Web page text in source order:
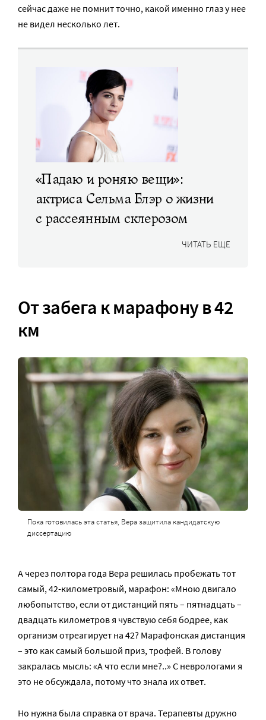
сейчас даже не помнит точно, какой именно глаз у нее
не видел несколько лет.
«Падаю и роняю вещи»:
актриса Сельма Блэр о жизни
с рассеянным склерозом
ЧИТАТЬ ЕЩЕ
От забега кмарафону в 42
км
Пока готовилась эта статья, Вера защитила кандидатскую
диссертацию
А через полтора года Вера решилась пробежать тот
самый, 42-километровый, марафон: «Мною двигало
любопытство, если от дистанций пять – пятнадцать –
двадцать километров я чувствую себя бодрее, как
организм отреагирует на 42? Марафонская дистанция
– это как самый большой приз, трофей. В голову
закралась мысль: «А что если мне?..» С неврологами я
это не обсуждала, потому что знала их ответ.
Но нужна была справка от врача. Терапевты дружно